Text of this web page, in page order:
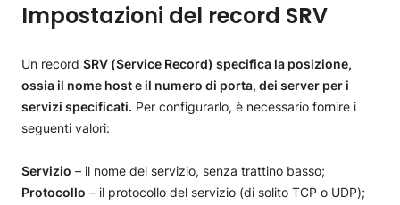
Impostazioni del record SRV
Un record SRV (Service Record) specifica la posizione,
ossia il nome host e il numero di porta, dei server per i
servizi specificati. Per configurarlo, è necessario fornire i
seguenti valori:
Servizio – il nome del servizio, senza trattino basso;
Protocollo – il protocollo del servizio (di solito TCP o UDP);